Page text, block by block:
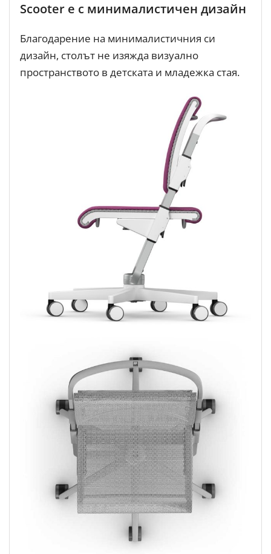
Scooter e с минималистичен дизайн
Благодарение на минималистичния си
дизайн, столът не изяжда визуално
пространството в детската и младежка стая.